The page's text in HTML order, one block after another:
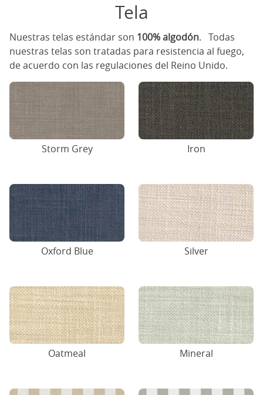
Tela
Nuestras telas estándar son 100% algodón. Todas
nuestras telas son tratadas para resistencia al fuego,
de acuerdo con las regulaciones del Reino Unido.
Storm Grey Iron
Oxford Blue Silver
Oatmeal Mineral